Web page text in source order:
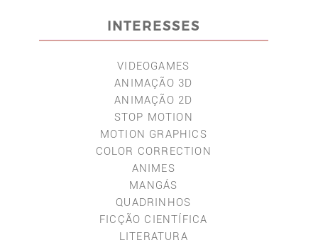
INTERESSES
VIDEOGAMES
ANIMAÇÃO 3D
ANIMAÇÃO 2D
STOP MOTION
MOTION GRAPHICS
COLOR CORRECTION
ANIMES
MANGÁS
QUADRINHOS
FICÇÃO CIENTÍFICA
LITERATURA